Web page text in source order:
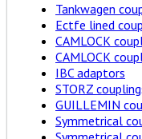
Tankwagen
Ectfe lined
CAMLOCK
CAMLOCK
IBC adaptors
STORZ
GUILLEMIN
Symmetrical